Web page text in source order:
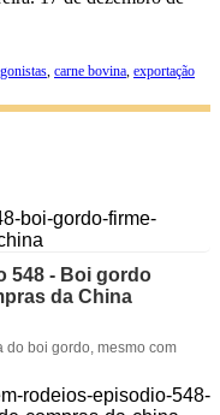
, carne bovina, exportação
548 - Boi gordo
da China
do boi gordo, mesmo com